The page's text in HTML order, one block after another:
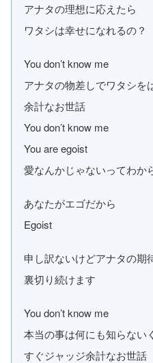
アナタの理想に応えたら
ワタシは幸せになれるの？
You don’t know me
アナタの物差しでワタシを
余計なお世話
You don’t know me
You are egoist
愛なんかじゃないってわか
あなたがエゴだから
Egoist
申し訳ないけどアナタの期
裏切り続けます
You don’t know me
本当の事は何にも知らない
すぐジャッジ余計なお世話